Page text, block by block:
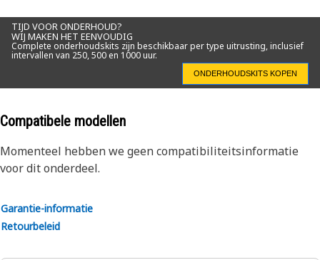
TIJD VOOR ONDERHOUD?
WIJ MAKEN HET EENVOUDIG
Complete onderhoudskits zijn beschikbaar per type uitrusting, inclusief
intervallen van 250, 500 en 1000 uur.
ONDERHOUDSKITS KOPEN
Compatibele modellen
Momenteel hebben we geen compatibiliteitsinformatie
voor dit onderdeel.
Garantie-informatie
Retourbeleid